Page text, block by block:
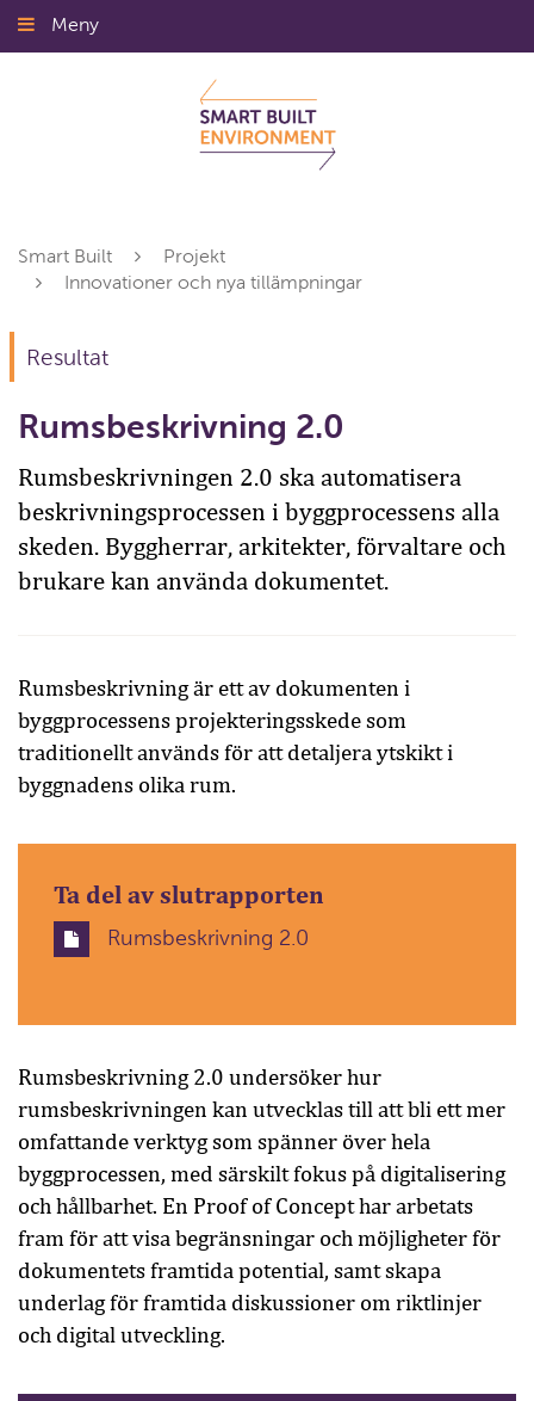
Gå
till
Meny
Smart Built
Projekt
Innovationer och nya tillämpningar
Resultat
Rumsbeskrivning 2.0
Rumsbeskrivningen 2.0 ska automatisera
beskrivningsprocessen i byggprocessens alla
skeden. Byggherrar, arkitekter, förvaltare och
brukare kan använda dokumentet.
Rumsbeskrivning är ett av dokumenten i
byggprocessens projekteringsskede som
traditionellt används för att detaljera ytskikt i
byggnadens olika rum.
Ta del av slutrapporten
Rumsbeskrivning 2.0
Rumsbeskrivning 2.0 undersöker hur
rumsbeskrivningen kan utvecklas till att bli ett mer
omfattande verktyg som spänner över hela
byggprocessen, med särskilt fokus på digitalisering
och hållbarhet. En Proof of Concept har arbetats
fram för att visa begränsningar och möjligheter för
dokumentets framtida potential, samt skapa
underlag för framtida diskussioner om riktlinjer
och digital utveckling.